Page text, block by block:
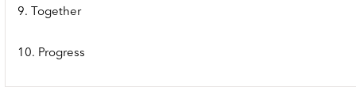
9. Together
10. Progress